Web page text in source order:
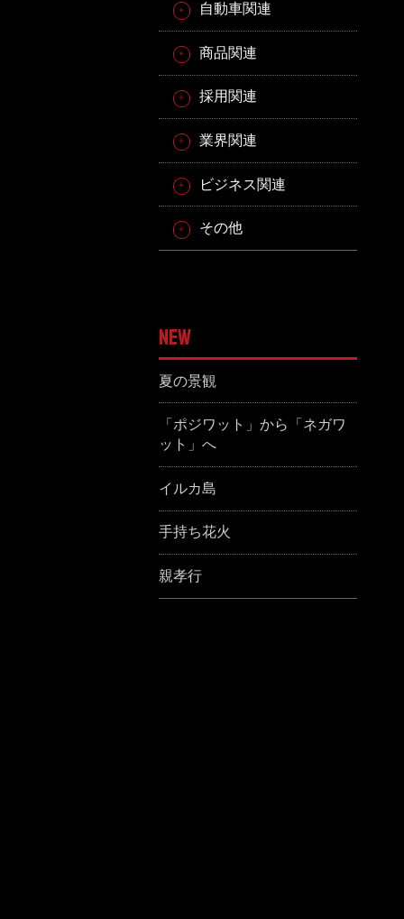
自動車関連
商品関連
採用関連
業界関連
ビジネス関連
その他
NEW
夏の景観
「ポジワット」から「ネガワ
ット」へ
イルカ島
手持ち花火
親孝行